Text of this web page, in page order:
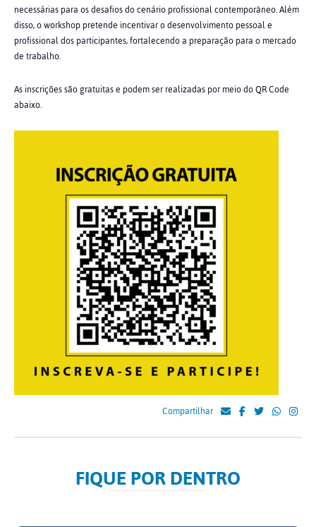
necessárias para os desafios do cenário profissional contemporâneo. Além
disso, o workshop pretende incentivar o desenvolvimento pessoal e
profissional dos participantes, fortalecendo a preparação para o mercado
de trabalho.
As inscrições são gratuitas e podem ser realizadas por meio do QR Code
abaixo.
Compartilhar
FIQUE POR DENTRO